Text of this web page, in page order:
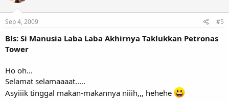
Sep 4, 2009 #5
Bls: Si Manusia Laba Laba Akhirnya Taklukkan Petronas
Tower
Ho oh...
Selamat selamaaaat.....
Asyiiik tinggal makan-makannya niiih,,, hehehe